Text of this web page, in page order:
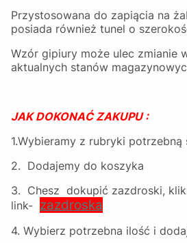
Przystosowana do zapiącia na
posiada również tunel o
Wzór gipiury może ulec zmianie
aktualnych stanów
JAK DOKONAĆ ZAKUPU :
1.Wybieramy z rubryki
2. Dodajemy do koszyka
3. Chesz dokupić zazdroski,
link- zazdroska
4. Wybierz potrzebna ilość i